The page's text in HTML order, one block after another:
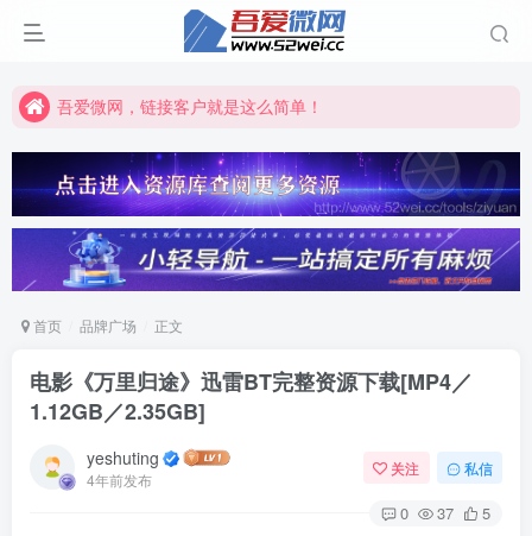
吾爱微网，链接客户就是这么简单！
吾爱微网，链接客户就是这么简单！
吾爱微网，让你的知识快速变现！
首页 品牌广场 正文
电影《万里归途》迅雷BT完整资源下载[MP4／
1.12GB／2.35GB]
yeshuting
4年前发布
关注 私信
0 37 5